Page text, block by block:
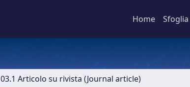
Home Sfoglia
03.1 Articolo su rivista (Journal article)